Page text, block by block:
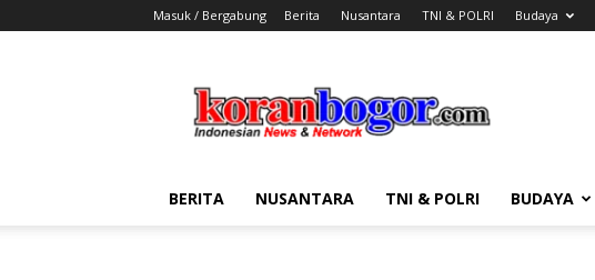
Masuk / Bergabung Berita Nusantara TNI & POLRI Budaya
Bogor
BERITA NUSANTARA TNI & POLRI BUDAYA